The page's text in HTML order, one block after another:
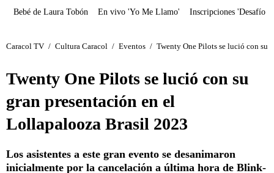
Bebé de Laura Tobón En vivo 'Yo Me Llamo' Inscripciones 'Desafío'
Caracol TV / Cultura Caracol / Eventos / Twenty One Pilots se lució con su
Twenty One Pilots se lució con su
gran presentación en el
Lollapalooza Brasil 2023
Los asistentes a este gran evento se desanimaron
inicialmente por la cancelación a última hora de Blink-